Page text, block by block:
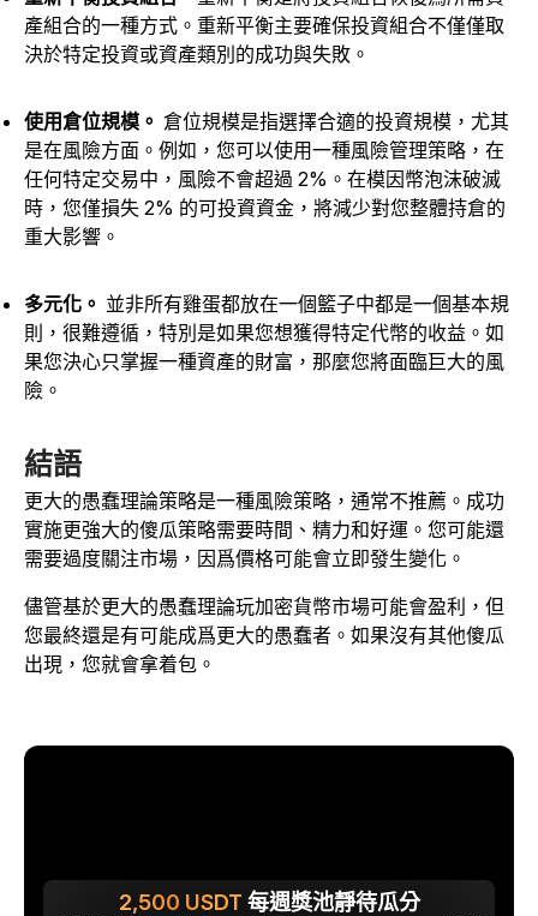
產組合的一種方式。重新平衡主要確保投資組合不僅僅取
決於特定投資或資產類別的成功與失敗。
使用倉位規模。 倉位規模是指選擇合適的投資規模，尤其
是在風險方面。例如，您可以使用一種風險管理策略，在
任何特定交易中，風險不會超過 2%。在模因幣泡沫破滅
時，您僅損失 2% 的可投資資金，將減少對您整體持倉的
重大影響。
多元化。 並非所有雞蛋都放在一個籃子中都是一個基本規
則，很難遵循，特別是如果您想獲得特定代幣的收益。如
果您決心只掌握一種資產的財富，那麼您將面臨巨大的風
險。
結語
更大的愚蠢理論策略是一種風險策略，通常不推薦。成功
實施更強大的傻瓜策略需要時間、精力和好運。您可能還
需要過度關注市場，因爲價格可能會立即發生變化。
儘管基於更大的愚蠢理論玩加密貨幣市場可能會盈利，但
您最終還是有可能成爲更大的愚蠢者。如果沒有其他傻瓜
出現，您就會拿着包。
2,500 USDT 每週獎池靜待瓜分